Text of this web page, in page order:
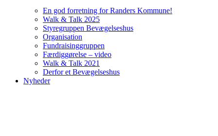
En god forretning for Randers Kommune!
Walk & Talk 2025
Styregruppen Bevægelseshus
Organisation
Fundraisinggruppen
Færdiggørelse – video
Walk & Talk 2021
Derfor et Bevægelseshus
Nyheder